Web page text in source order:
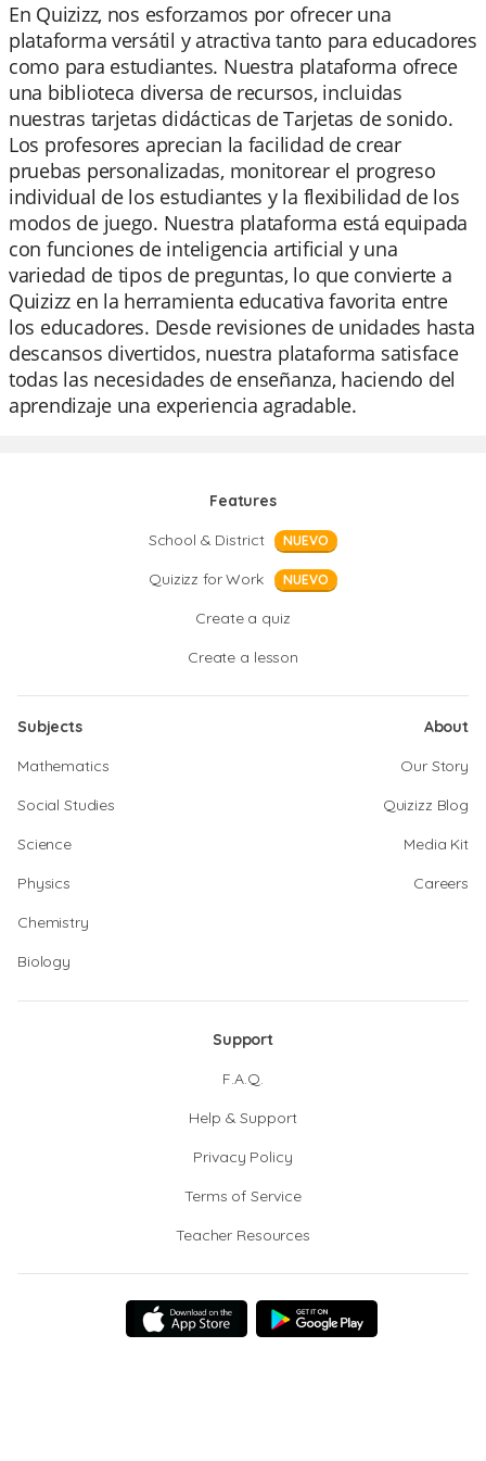
En Quizizz, nos esforzamos por ofrecer una
plataforma versátil y atractiva tanto para educadores
como para estudiantes. Nuestra plataforma ofrece
una biblioteca diversa de recursos, incluidas
nuestras tarjetas didácticas de Tarjetas de sonido.
Los profesores aprecian la facilidad de crear
pruebas personalizadas, monitorear el progreso
individual de los estudiantes y la flexibilidad de los
modos de juego. Nuestra plataforma está equipada
con funciones de inteligencia artificial y una
variedad de tipos de preguntas, lo que convierte a
Quizizz en la herramienta educativa favorita entre
los educadores. Desde revisiones de unidades hasta
descansos divertidos, nuestra plataforma satisface
todas las necesidades de enseñanza, haciendo del
aprendizaje una experiencia agradable.
Features
School & District
NUEVO
Quizizz for Work NUEVO
Create a quiz
Create a lesson
Subjects
Mathematics
Social Studies
Science
Physics
Chemistry
Biology
About
Our Story
Quizizz Blog
Media Kit
Careers
Support
F.A.Q.
Help & Support
Privacy Policy
Terms of Service
Teacher Resources